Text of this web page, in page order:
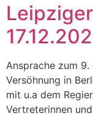
Ansprache zum
Versöhnung in
mit u.a dem
Vertreterinnen